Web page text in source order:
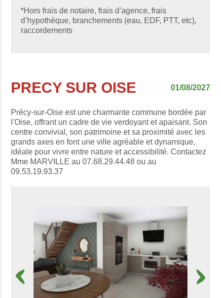
PRECY SUR OISE 01/08/2027
Précy-sur-Oise est une charmante commune bordée par
l'Oise, offrant un cadre de vie verdoyant et apaisant. Son
centre convivial, son patrimoine et sa proximité avec les
grands axes en font une ville agréable et dynamique,
idéale pour vivre entre nature et accessibilité. Contactez
Mme MARVILLE au 07.68.29.44.48 ou au
09.53.19.93.37
*Hors frais de notaire, frais d’agence, frais
d’hypothèque, branchements (eau, EDF, PTT, etc),
raccordements